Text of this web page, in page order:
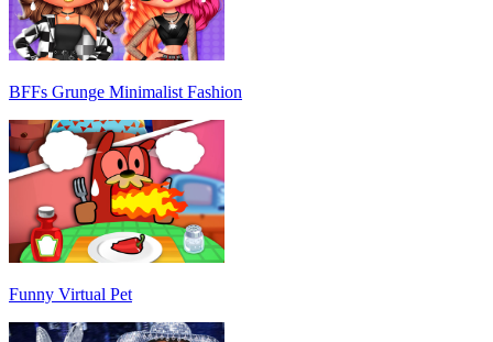
BFFs Grunge Minimalist Fashion
Funny Virtual Pet